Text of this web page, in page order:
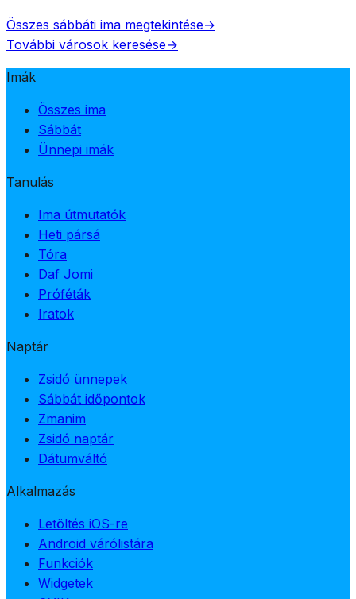
Összes sábbáti ima megtekintése→
További városok keresése→
Imák
Összes ima
Sábbát
Ünnepi imák
Tanulás
Ima útmutatók
Heti pársá
Tóra
Daf Jomi
Próféták
Iratok
Naptár
Zsidó ünnepek
Sábbát időpontok
Zmanim
Zsidó naptár
Dátumváltó
Alkalmazás
Letöltés iOS-re
Android várólistára
Funkciók
Widgetek